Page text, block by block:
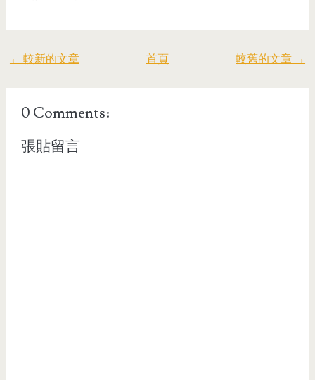
← 較新的文章 較舊的文章 →
首頁
0 Comments:
張貼留言